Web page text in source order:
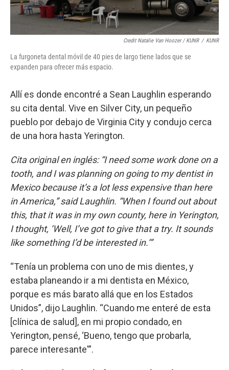
Credit Natalie Van Hoozer / KUNR / KUNR
La furgoneta dental móvil de 40 pies de largo tiene lados que se
expanden para ofrecer más espacio.
Allí es donde encontré a Sean Laughlin esperando
su cita dental. Vive en Silver City, un pequeño
pueblo por debajo de Virginia City y condujo cerca
de una hora hasta Yerington.
Cita original en inglés: “I need some work done on a
tooth, and I was planning on going to my dentist in
Mexico because it’s a lot less expensive than here
in America,” said Laughlin. “When I found out about
this, that it was in my own county, here in Yerington,
I thought, ‘Well, I’ve got to give that a try. It sounds
like something I’d be interested in.’”
“Tenía un problema con uno de mis dientes, y
estaba planeando ir a mi dentista en México,
porque es más barato allá que en los Estados
Unidos”, dijo Laughlin. “Cuando me enteré de esta
[clínica de salud], en mi propio condado, en
Yerington, pensé, ‘Bueno, tengo que probarla,
parece interesante'”.